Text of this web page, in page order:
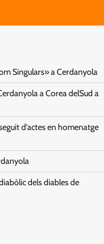
Singulars» a Cerdanyola
a Corea delSud a
d’actes en homenatge
dels diables de